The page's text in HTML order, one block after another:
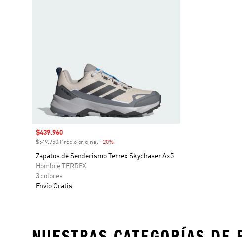
Precio de venta
$439.960
$549.950 Precio original -20%
Zapatos de Senderismo Terrex Skychaser Ax5
Hombre TERREX
3 colores
Envío Gratis